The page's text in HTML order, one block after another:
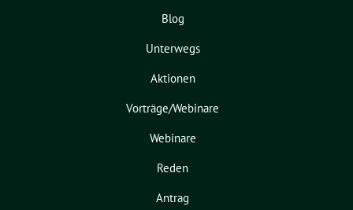
Blog
Unterwegs
Aktionen
Vorträge/Webinare
Webinare
Reden
Antrag